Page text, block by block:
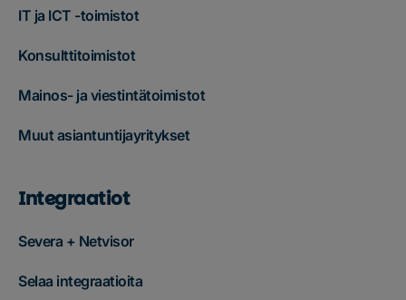
IT ja ICT -toimistot
Konsulttitoimistot
Mainos- ja viestintätoimistot
Muut asiantuntijayritykset
Integraatiot
Severa + Netvisor
Selaa integraatioita